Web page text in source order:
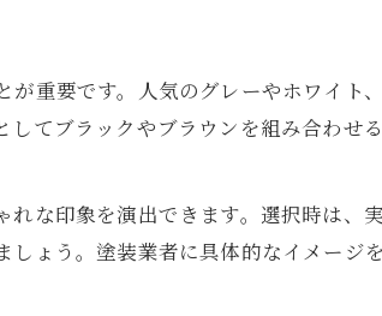
訣とは
き出す方法
実現するコツ
活用術紹介
重要です。人気のグレーやホワイト
てブラックやブラウンを組み合わせ
な印象を演出できます。選択時は、
ょう。塗装業者に具体的なイメージ